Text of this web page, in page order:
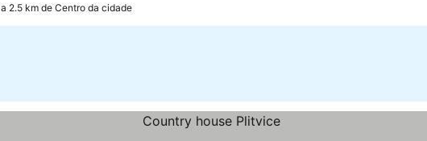
a 2.5 km de Centro da cidade